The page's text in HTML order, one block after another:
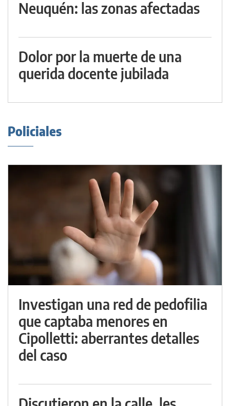
Neuquén: las zonas afectadas
Dolor por la muerte de una
querida docente jubilada
Policiales
Investigan una red de pedofilia
que captaba menores en
Cipolletti: aberrantes detalles
del caso